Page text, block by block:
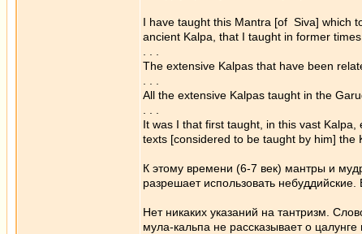
I have taught this Mantra [of Siva] which
ancient Kalpa, that I taught in former
The extensive Kalpas that have been
All the extensive Kalpas taught in the
It was I that first taught, in this vast
texts [considered to be taught by him] the
К этому времени (6-7 век) мантры и
разрешает использовать небуддийские.
Нет никаких указаний на тантризм.
мула-кальпа не рассказывает о цалунге